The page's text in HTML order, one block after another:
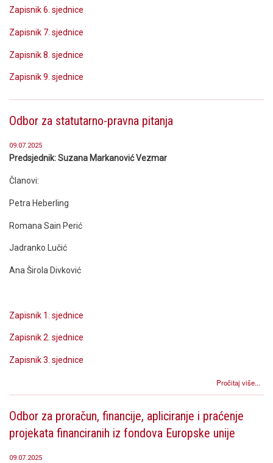
Zapisnik 6. sjednice
Zapisnik 7. sjednice
Zapisnik 8. sjednice
Zapisnik 9. sjednice
Odbor za statutarno-pravna pitanja
09.07.2025
Predsjednik: Suzana Markanović Vezmar
Članovi:
Petra Heberling
Romana Sain Perić
Jadranko Lučić
Ana Širola Divković
Zapisnik 1. sjednice
Zapisnik 2. sjednice
Zapisnik 3. sjednice
Pročitaj više...
Odbor za proračun, financije, apliciranje i praćenje
projekata financiranih iz fondova Europske unije
09.07.2025